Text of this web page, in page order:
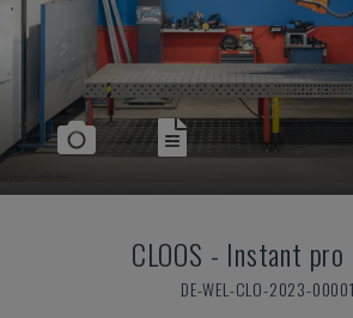
CLOOS - Instant pro
DE-WEL-CLO-2023-00001